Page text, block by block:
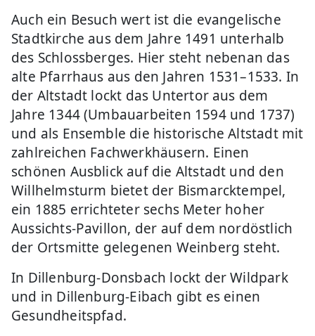
Auch ein Besuch wert ist die evangelische
Stadtkirche aus dem Jahre 1491 unterhalb
des Schlossberges. Hier steht nebenan das
alte Pfarrhaus aus den Jahren 1531–1533. In
der Altstadt lockt das Untertor aus dem
Jahre 1344 (Umbauarbeiten 1594 und 1737)
und als Ensemble die historische Altstadt mit
zahlreichen Fachwerkhäusern. Einen
schönen Ausblick auf die Altstadt und den
Willhelmsturm bietet der Bismarcktempel,
ein 1885 errichteter sechs Meter hoher
Aussichts-Pavillon, der auf dem nordöstlich
der Ortsmitte gelegenen Weinberg steht.
In Dillenburg-Donsbach lockt der Wildpark
und in Dillenburg-Eibach gibt es einen
Gesundheitspfad.